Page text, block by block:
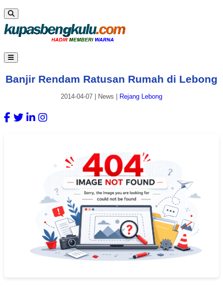
Banjir Rendam Ratusan Rumah di Lebong
2014-04-07 News Rejang Lebong